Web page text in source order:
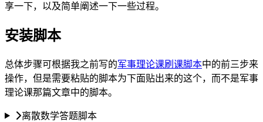
享一下，以及简单阐述一下一些过程。
安装脚本
总体步骤可根据我之前写的军事理论课刷课脚本中的前三步来
操作，但是需要粘贴的脚本为下面贴出来的这个，而不是军事
理论课那篇文章中的脚本。
离散数学答题脚本